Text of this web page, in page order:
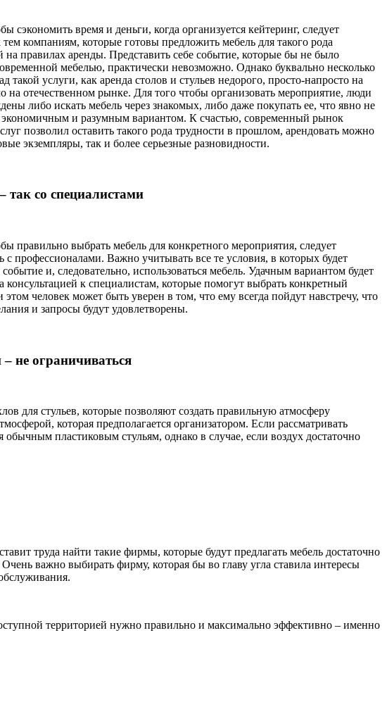
сэкономить время и деньги, когда организуется кейтеринг, следует
тем компаниям, которые готовы предложить мебель для такого рода
на правилах аренды. Представить себе событие, которые бы не было
мебелью, практически невозможно. Однако буквально несколько
такой услуги, как аренда столов и стульев недорого, просто-напросто на
на отечественном рынке. Для того чтобы организовать мероприятие, люди
либо искать мебель через знакомых, либо даже покупать ее, что явно не
и разумным вариантом. К счастью, современный рынок
позволил оставить такого рода трудности в прошлом, арендовать можно
экземпляры, так и более серьезные разновидности.
так со специалистами
правильно выбрать мебель для конкретного мероприятия, следует
с профессионалами. Важно учитывать все те условия, в которых будет
и, следовательно, использоваться мебель. Удачным вариантом будет
консультацией к специалистам, которые помогут выбрать конкретный
этом человек может быть уверен в том, что ему всегда пойдут навстречу, что
и запросы будут удовлетворены.
не ограничиваться
для стульев, которые позволяют создать правильную атмосферу
которая предполагается организатором. Если рассматривать
пластиковым стульям, однако в случае, если воздух достаточно
труда найти такие фирмы, которые будут предлагать мебель достаточно
важно выбирать фирму, которая бы во главу угла ставила интересы
территорией нужно правильно и максимально эффективно – именно